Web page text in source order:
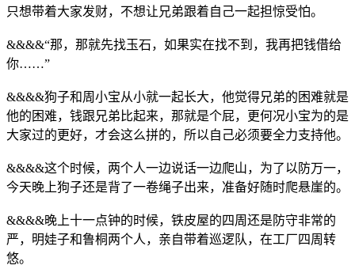
只想带着大家发财，不想让兄弟跟着自己一起担惊受怕。
&&&&“那，那就先找玉石，如果实在找不到，我再把钱借给
你……”
&&&&狗子和周小宝从小就一起长大，他觉得兄弟的困难就是
他的困难，钱跟兄弟比起来，那就是个屁，更何况小宝为的是
大家过的更好，才会这么拼的，所以自己必须要全力支持他。
&&&&这个时候，两个人一边说话一边爬山，为了以防万一，
今天晚上狗子还是背了一卷绳子出来，准备好随时爬悬崖的。
&&&&晚上十一点钟的时候，铁皮屋的四周还是防守非常的
严，明娃子和鲁桐两个人，亲自带着巡逻队，在工厂四周转
悠。